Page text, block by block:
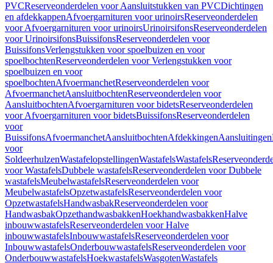
PVCReserveonderdelen voor Aansluitstukken van PVCDichtingen
en afdekkappenAfvoergarnituren voor urinoirsReserveonderdelen
voor Afvoergarnituren voor urinoirsUrinoirsifonsReserveonderdelen
voor UrinoirsifonsBuissifonsReserveonderdelen voor
BuissifonsVerlengstukken voor spoelbuizen en voor
spoelbochtenReserveonderdelen voor Verlengstukken voor
spoelbuizen en voor
spoelbochtenAfvoermanchetReserveonderdelen voor
AfvoermanchetAansluitbochtenReserveonderdelen voor
AansluitbochtenAfvoergarnituren voor bidetsReserveonderdelen
voor Afvoergarnituren voor bidetsBuissifonsReserveonderdelen
voor
BuissifonsAfvoermanchetAansluitbochtenAfdekkingenAansluitingen
voor
SoldeerhulzenWastafelopstellingenWastafelsWastafels
voor WastafelsDubbele wastafelsReserveonderdelen voor Dubbele
wastafelsMeubelwastafelsReserveonderdelen voor
MeubelwastafelsOpzetwastafelsReserveonderdelen voor
OpzetwastafelsHandwasbakReserveonderdelen voor
HandwasbakOpzethandwasbakkenHoekhandwasbakkenHalve
inbouwwastafelsReserveonderdelen voor Halve
inbouwwastafelsInbouwwastafelsReserveonderdelen voor
InbouwwastafelsOnderbouwwastafelsReserveonderdelen voor
OnderbouwwastafelsHoekwastafelsWasgotenWastafels